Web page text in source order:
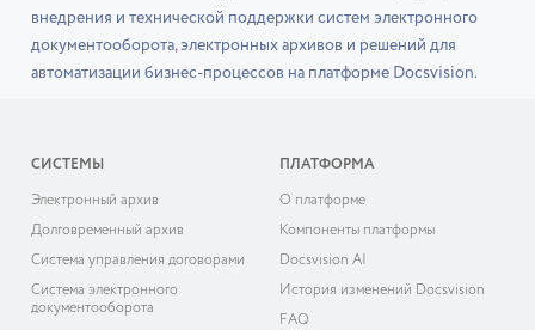
внедрения и технической поддержки систем электронного
документооборота, электронных архивов и решений для
автоматизации бизнес-процессов на платформе Docsvision.
СИСТЕМЫ
Электронный архив
Долговременный архив
Система управления договорами
Система электронного
документооборота
ПЛАТФОРМА
О платформе
Компоненты платформы
Docsvision AI
История изменений Docsvision
FAQ